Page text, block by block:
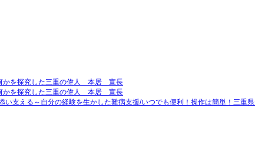
かを探究した三重の偉人 本居 宣長
かを探究した三重の偉人 本居 宣長
支える～自分の経験を生かした難病支援/いつでも便利！操作は簡単！三